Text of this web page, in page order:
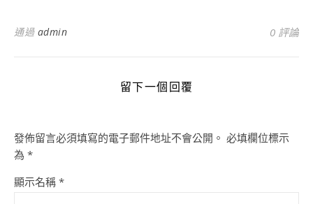
通過 admin 0 評論
留下一個回覆
發佈留言必須填寫的電子郵件地址不會公開。 必填欄位標示
為 *
顯示名稱 *